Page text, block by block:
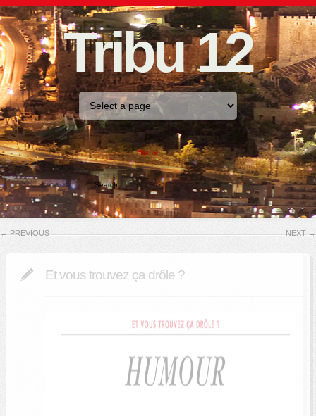
Tribu 12
Home
← PREVIOUS NEXT →
Et vous trouvez ça drôle ?